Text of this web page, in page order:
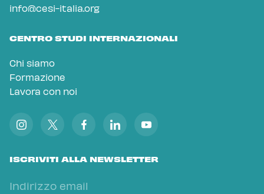
info@cesi-italia.org
CENTRO STUDI INTERNAZIONALI
Chi siamo
Formazione
Lavora con noi
ISCRIVITI ALLA NEWSLETTER